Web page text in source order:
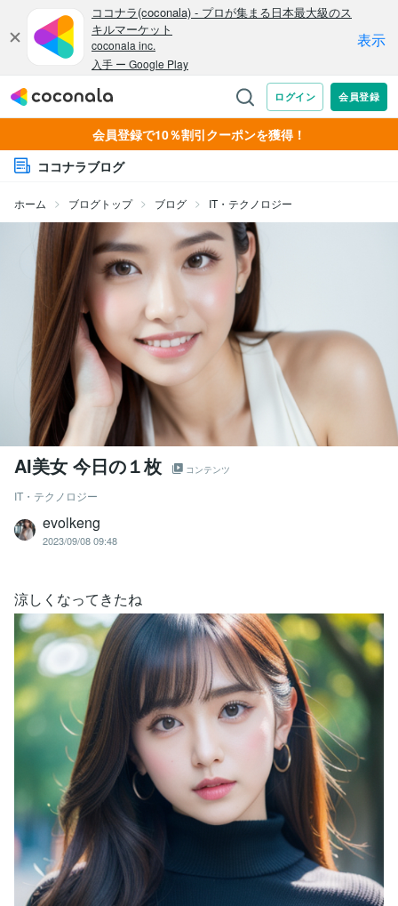
会員登録で10％割引クーポンを獲得！
ココナラブログ
ホーム ブログトップ ブログ IT・テクノロジー
AI美女 今日の１枚 コンテンツ
IT・テクノロジー
evolkeng
2023/09/08 09:48
涼しくなってきたね